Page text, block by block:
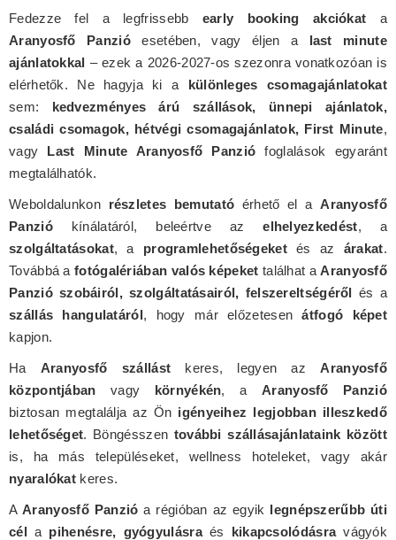
Fedezze fel a legfrissebb early booking akciókat a
Aranyosfő Panzióesetében, vagy éljen a last minute
ajánlatokkal – ezek a 2026-2027-os szezonra vonatkozóan is
elérhetők. Ne hagyja ki a különleges csomagajánlatokat
sem: kedvezményes árú szállások, ünnepi ajánlatok,
családi csomagok, hétvégi csomagajánlatok, First Minute,
vagy Last Minute Aranyosfő Panzió foglalások egyaránt
megtalálhatók.
Weboldalunkon részletes bemutató érhető el aAranyosfő
Panziókínálatáról, beleértve azelhelyezkedést, a
szolgáltatásokat, a programlehetőségeketés az árakat.
Továbbá afotógalériában valós képeket találhat aAranyosfő
Panzió szobáiról, szolgáltatásairól, felszereltségéről és a
szállás hangulatáról, hogy már előzetesenátfogó képet
kapjon.
Ha Aranyosfő szállást keres, legyen azAranyosfő
központjában vagy környékén, aAranyosfő Panzió
biztosan megtalálja az Ön igényeihez legjobban illeszkedő
lehetőséget. Böngésszen további szállásajánlataink között
is, ha más településeket, wellness hoteleket, vagy akár
nyaralókat keres.
AAranyosfő Panzió a régióban az egyik legnépszerűbb úti
cél a pihenésre, gyógyulásraés kikapcsolódásravágyók